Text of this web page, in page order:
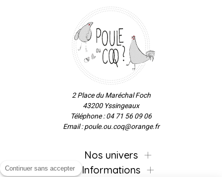
2 Place du Maréchal Foch
43200 Yssingeaux
Téléphone : 04 71 56 09 06
Email : poule.ou.coq@orange.fr
Nos univers
Informations
Continuer sans accepter